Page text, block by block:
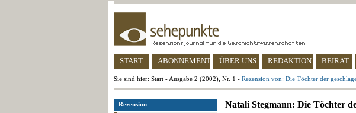
START ABONNEMENT ÜBER UNS REDAKTION BEIRAT
Sie sind hier: Start - Ausgabe 2 (2002), Nr. 1 - Rezension von: Die Töchter der
Rezension
Natali Stegmann: Die Töchter